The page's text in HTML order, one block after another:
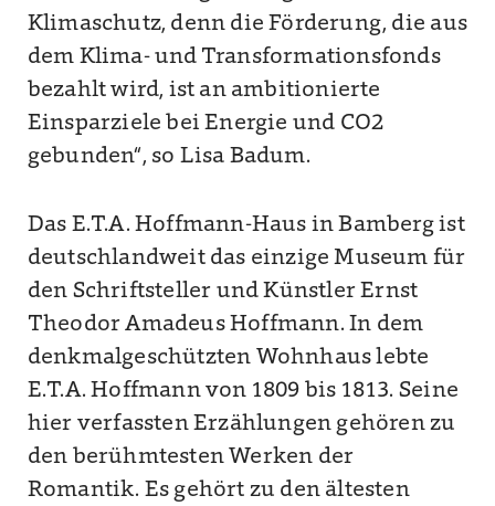
Klimaschutz, denn die Förderung, die aus
dem Klima- und Transformationsfonds
bezahlt wird, ist an ambitionierte
Einsparziele bei Energie und CO2
gebunden“, so Lisa Badum.
Das E.T.A. Hoffmann-Haus in Bamberg ist
deutschlandweit das einzige Museum für
den Schriftsteller und Künstler Ernst
Theodor Amadeus Hoffmann. In dem
denkmalgeschützten Wohnhaus lebte
E.T.A. Hoffmann von 1809 bis 1813. Seine
hier verfassten Erzählungen gehören zu
den berühmtesten Werken der
Romantik. Es gehört zu den ältesten